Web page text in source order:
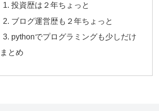
投資歴は２年ちょっと
ブログ運営歴も２年ちょっと
pythonでプログラミングも少しだけ
まとめ